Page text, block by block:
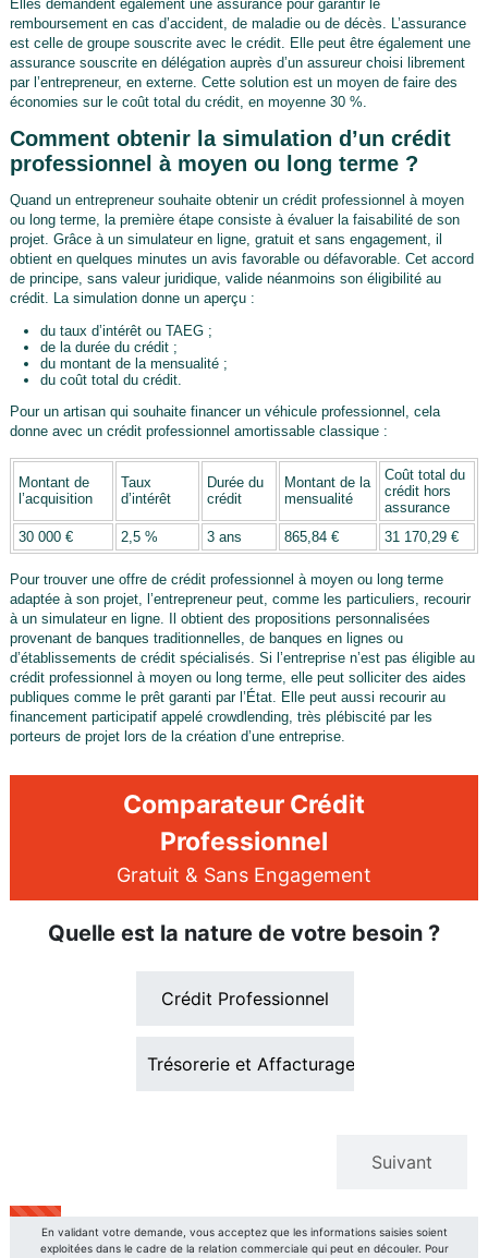
Elles demandent également une assurance pour garantir le
remboursement en cas d’accident, de maladie ou de décès. L’assurance
est celle de groupe souscrite avec le crédit. Elle peut être également une
assurance souscrite en délégation auprès d’un assureur choisi librement
par l’entrepreneur, en externe. Cette solution est un moyen de faire des
économies sur le coût total du crédit, en moyenne 30 %.
Comment obtenir la simulation d’un crédit
professionnel à moyen ou long terme ?
Quand un entrepreneur souhaite obtenir un crédit professionnel à moyen
ou long terme, la première étape consiste à évaluer la faisabilité de son
projet. Grâce à un simulateur en ligne, gratuit et sans engagement, il
obtient en quelques minutes un avis favorable ou défavorable. Cet accord
de principe, sans valeur juridique, valide néanmoins son éligibilité au
crédit. La simulation donne un aperçu :
du taux d’intérêt ou TAEG ;
de la durée du crédit ;
du montant de la mensualité ;
du coût total du crédit.
Pour un artisan qui souhaite financer un véhicule professionnel, cela
donne avec un crédit professionnel amortissable classique :
Montant de
l’acquisition
Taux
d’intérêt
Durée du
crédit
Montant de la
mensualité
Coût total du
crédit hors
assurance
30 000 €
2,5 % 3 ans 865,84 € 31 170,29 €
Pour trouver une offre de crédit professionnel à moyen ou long terme
adaptée à son projet, l’entrepreneur peut, comme les particuliers, recourir
à un simulateur en ligne. Il obtient des propositions personnalisées
provenant de banques traditionnelles, de banques en lignes ou
d’établissements de crédit spécialisés. Si l’entreprise n’est pas éligible au
crédit professionnel à moyen ou long terme, elle peut solliciter des aides
publiques comme le prêt garanti par l’État. Elle peut aussi recourir au
financement participatif appelé crowdlending, très plébiscité par les
porteurs de projet lors de la création d’une entreprise.